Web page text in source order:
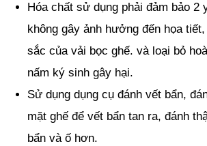
Hóa chất sử dụng phải đảm bảo 2
không gây ảnh hưởng đến họa
sắc của vải bọc ghế. và loại bỏ
nấm ký sinh gây hại.
Sử dụng dụng cụ đánh vết bẩn,
mặt ghế để vết bẩn tan ra, đánh
bẩn và ố hơn.